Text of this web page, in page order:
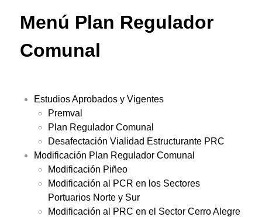
Menú Plan Regulador
Comunal
Estudios Aprobados y Vigentes
Premval
Plan Regulador Comunal
Desafectación Vialidad Estructurante PRC
Modificación Plan Regulador Comunal
Modificación Piñeo
Modificación al PCR en los Sectores
Portuarios Norte y Sur
Modificación al PRC en el Sector Cerro Alegre